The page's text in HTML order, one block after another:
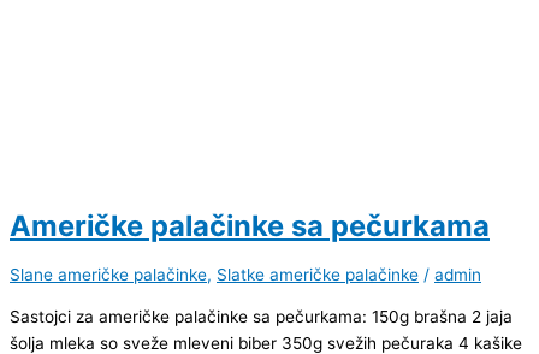
Američke palačinke sa pečurkama
Slane američke palačinke, Slatke američke palačinke / admin
Sastojci za američke palačinke sa pečurkama: 150g brašna 2 jaja
šolja mleka so sveže mleveni biber 350g svežih pečuraka 4 kašike